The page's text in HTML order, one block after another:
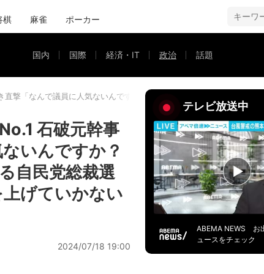
棋 麻雀 ポーカー
国内 国際 経済・IT 政治 話題
撃「なんで議員に人気ないんですか？根回しすればいいのに」9月
石破元幹事
いんですか？
自民党総裁選
げていかない
2024/07/18 19:00
テレビ放送中
ABEMA NEWS お
ュースをチェック